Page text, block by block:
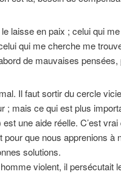
laisse en paix ; celui qui
qui me cherche me
de mauvaises
Il faut sortir du cercle
; mais ce qui est plus
une aide réelle. C’est vrai
que nous apprenions à
solutions.
violent, il persécutait